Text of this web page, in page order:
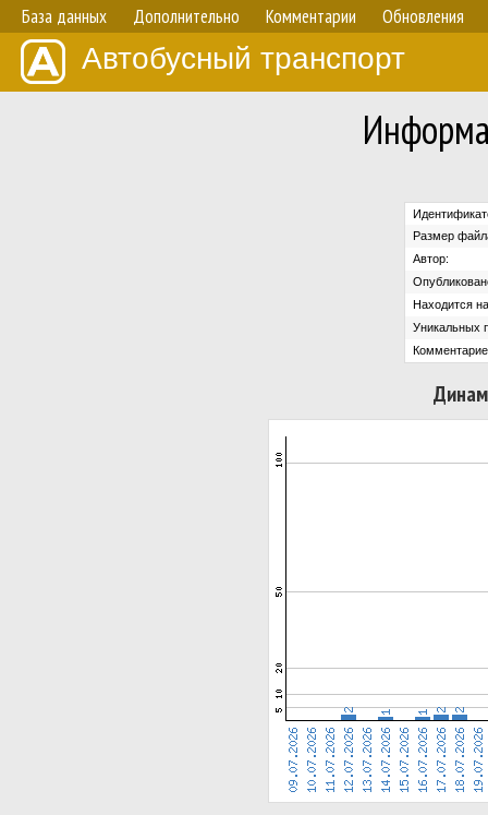
База данных Дополнительно Комментарии Обновления
Автобусный транспорт
Размер
Автор:
Находится
Уникальных